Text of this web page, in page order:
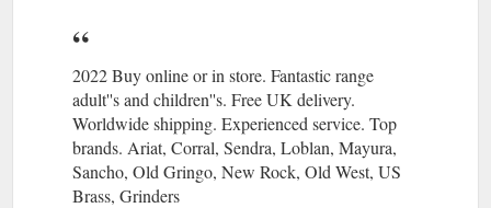
2022 Buy online or in store. Fantastic range
adult''s and children''s. Free UK delivery.
Worldwide shipping. Experienced service. Top
brands. Ariat, Corral, Sendra, Loblan, Mayura,
Sancho, Old Gringo, New Rock, Old West, US
Brass, Grinders